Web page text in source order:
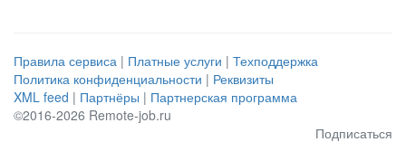
Правила сервиса | Платные услуги | Техподдержка
Политика конфиденциальности | Реквизиты
XML feed | Партнёры | Партнерская программа
©2016-2026 Remote-job.ru
Подписаться